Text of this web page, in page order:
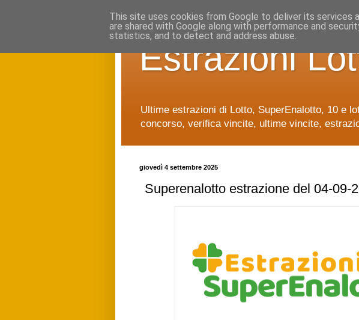
Estrazioni
Ultime estrazioni di Lotto, SuperEnalotto, 10 e
concorso, verifica vincite, ultime vincite,
giovedì 4 settembre 2025
Superenalotto estrazione del 04-09-
This site uses cookies from Google to deliver its services
are shared with Google along with performance and
statistics, and to detect and address abuse.